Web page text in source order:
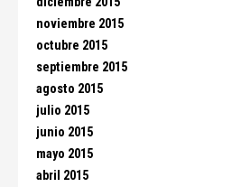
noviembre 2015
octubre 2015
septiembre 2015
agosto 2015
julio 2015
junio 2015
mayo 2015
abril 2015